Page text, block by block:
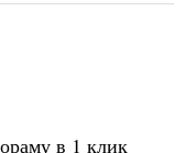
в 1 клик